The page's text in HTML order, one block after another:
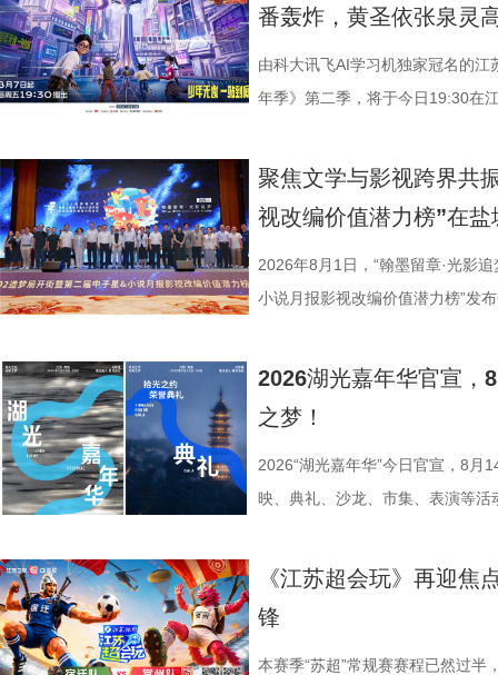
后就要挨打的现实，他毅然放弃
业、兴教育、兴城市推动南通成为
的发展进程。 爱国、救国、
剧张强表示：“当国家和民族面临
中国早期企业家兴办实业、产业
情怀、富民理想和社会责任，凝练
神，力求为新时代企业家精神
张謇立足中华文化、拥抱时
点，其个人命运与国家命运紧密
架，以“实业报国”为主轴，围绕
以充满张力的情节脉络再现丰满
集结顶尖创作力量，白玉兰
海潮生》汇聚了一众优秀主创。
之一，总导演王伟民执导过《孤
珏、孙嬿婉将携手《非诚勿扰》
组成“打卡团”阵容，带领多组情
觅缘之旅。 图片8.png 苏州是一
依托金鸡湖与独墅湖双湖水域联
02、独墅湖月亮湾码头、飞翔雕
融天幕、月光码头九大地标，让
浪漫故事。 图片9.png 打卡之旅
02两座旅游驿站，在“婚拍友好驿
翔雕塑，嘉宾们将登上128米亚洲
鸡湖全景，随后前往苏州当代美
动。夜幕降临，活动转场至圆融
节，参与者将获颁“觅缘通关证书
共同展示各打卡点特色风景。8月
与心动的城市漫游，一次《非诚
番轰炸，黄圣依张泉灵
由科大讯飞AI学习机独家冠名的江
年季》第二季，将于今日19:30在
量。首期赛场就将迎来二选一残
而出？答案今晚揭晓！ PBL
较于第一季，本季赛制紧扣新课
PBL项目挑战模式，模拟真实学习
加持、学科专家权威解读，以科
力。 节目通过抢位赛、团队轮
方位检验少年们的综合素养。首
年凭借扎实数理基础与超快临场
料，掌握幻方、数独、杨辉三角
可直接解锁终极项目挑战专属
阵作为终极试炼的PBL项目挑战，
聚焦文学与影视跨界共
视改编价值潜力榜”在盐
2026年8月1日，“翰墨留章·光影
小说月报影视改编价值潜力榜”发
化广电和旅游局、盐城经济技术
达文化传媒公司联合主办，盐城
活动当天，众多知名编剧、导演
人齐聚一堂，共同见证文学与影
作，点亮IP改编新航向 作为本次
《小说月报》《小说月报·大字版
名文学期刊2024年第9期至2025
2026湖光嘉年华官宣，
之梦！
2026“湖光嘉年华”今日官宣，8月
映、典礼、沙龙、市集、表演等
「观看」「典礼」「理解」「生
连接的集体体验。 同步发布的主
步路线“雄鹰线”为灵感、以“雕刻
《江苏超会玩》再迎焦
锋
本赛季“苏超”常规赛赛程已然过